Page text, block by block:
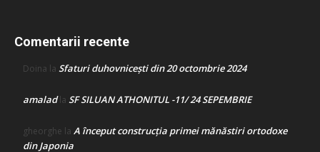
Comentarii recente
Doina la Sfaturi duhovnicești din 20 octombrie 2024
amaladla SF SILUAN ATHONITUL -11/ 24 SEPEMBRIE
gheorghe la A început construcţia primei mănăstiri ortodoxe
din Japonia